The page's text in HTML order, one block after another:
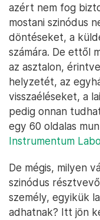
azért nem fog
mostani szinódus
döntéseket, a
számára. De ettől
az asztalon,
helyzetét, az
visszaéléseket, a
pedig onnan
egy 60 oldalas
Instrumentum
De mégis, milyen
szinódus
személy, egyikük
adhatnak? Itt jön